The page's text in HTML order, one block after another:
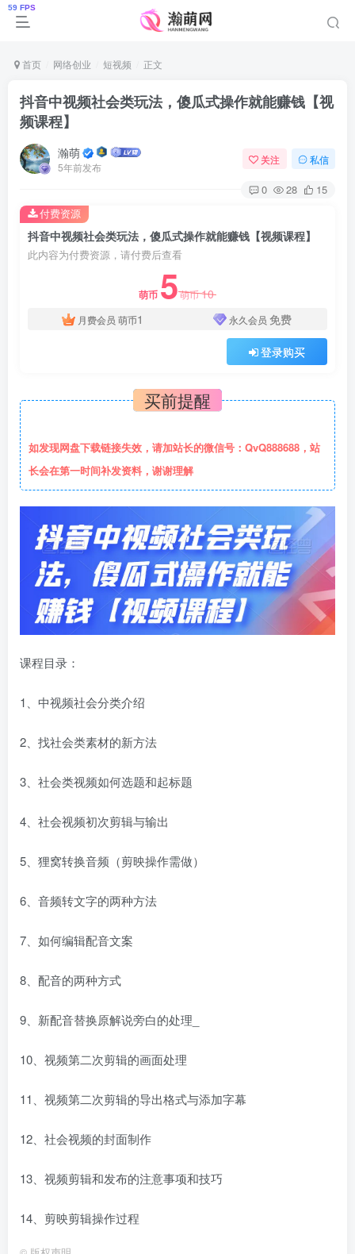
首页 网络创业 短视频 正文
抖音中视频社会类玩法，傻瓜式操作就能赚钱【视
频课程】
瀚萌
5年前发布
关注 私信
0 28 15
抖音中视频社会类玩法，傻瓜式操作就能赚钱【视频课程】
此内容为付费资源，请付费后查看
萌币 5萌币10
月费会员 萌币1 永久会员 免费
登录购买
付费资源
买前提醒
如发现网盘下载链接失效，请加站长的微信号：QvQ888688，站
长会在第一时间补发资料，谢谢理解
课程目录：
1、中视频社会分类介绍
2、找社会类素材的新方法
3、社会类视频如何选题和起标题
4、社会视频初次剪辑与输出
5、狸窝转换音频（剪映操作需做）
6、音频转文字的两种方法
7、如何编辑配音文案
8、配音的两种方式
9、新配音替换原解说旁白的处理_
10、视频第二次剪辑的画面处理
11、视频第二次剪辑的导出格式与添加字幕
12、社会视频的封面制作
13、视频剪辑和发布的注意事项和技巧
14、剪映剪辑操作过程